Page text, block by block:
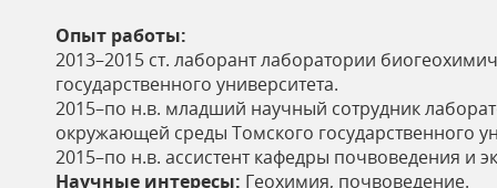
ь
Опыт работы:
2013–2015 ст. лаборант лаборатории
государственного университета.
2015–по н.в. младший научный сотрудник
окружающей среды Томского государственного
2015–по н.в. ассистент кафедры почвоведения и
Научные интересы: Геохимия, почвоведение.